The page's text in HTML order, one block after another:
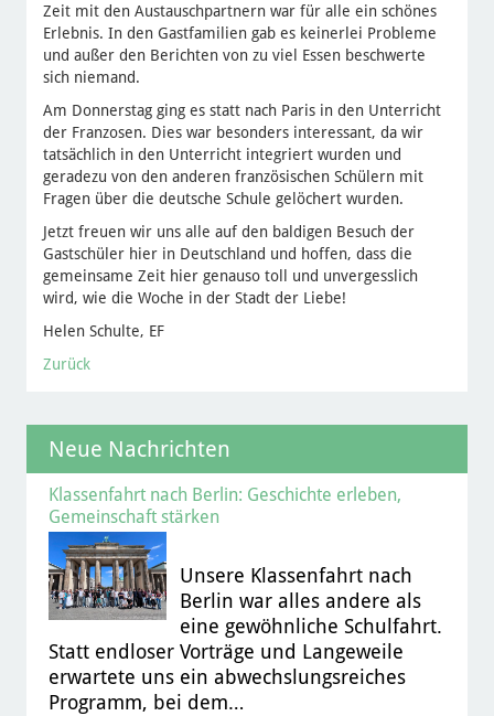
Zeit mit den Austauschpartnern war für alle ein schönes
Erlebnis. In den Gastfamilien gab es keinerlei Probleme
und außer den Berichten von zu viel Essen beschwerte
sich niemand.
Am Donnerstag ging es statt nach Paris in den Unterricht
der Franzosen. Dies war besonders interessant, da wir
tatsächlich in den Unterricht integriert wurden und
geradezu von den anderen französischen Schülern mit
Fragen über die deutsche Schule gelöchert wurden.
Jetzt freuen wir uns alle auf den baldigen Besuch der
Gastschüler hier in Deutschland und hoffen, dass die
gemeinsame Zeit hier genauso toll und unvergesslich
wird, wie die Woche in der Stadt der Liebe!
Helen Schulte, EF
Zurück
Neue Nachrichten
Klassenfahrt nach Berlin: Geschichte erleben,
Gemeinschaft stärken
Unsere Klassenfahrt nach
Berlin war alles andere als
eine gewöhnliche Schulfahrt.
Statt endloser Vorträge und Langeweile
erwartete uns ein abwechslungsreiches
Programm, bei dem…